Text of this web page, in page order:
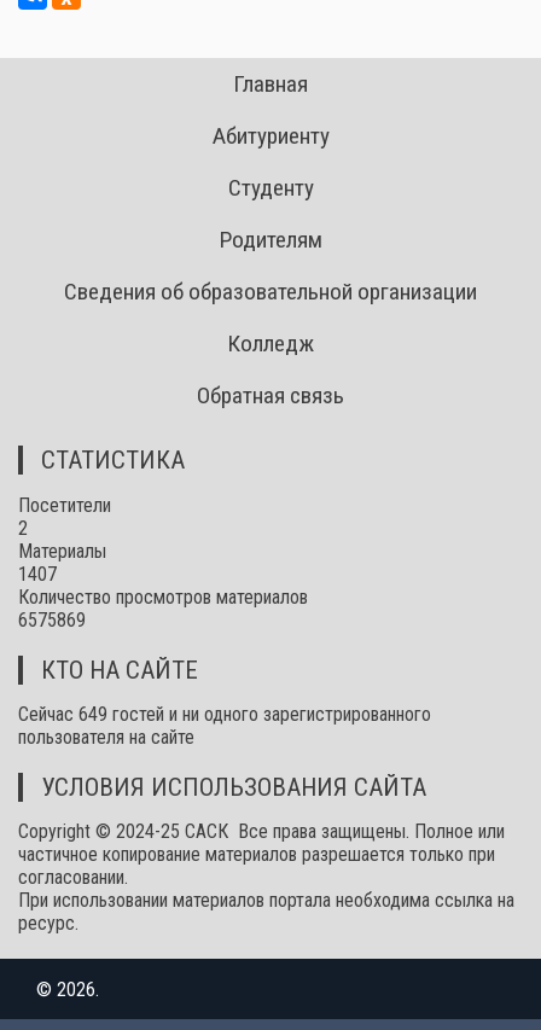
Главная
Абитуриенту
Студенту
Родителям
Сведения об образовательной организации
Колледж
Обратная связь
СТАТИСТИКА
Посетители
2
Материалы
1407
Количество просмотров материалов
6575869
КТО НА САЙТЕ
Сейчас 649 гостей и ни одного зарегистрированного
пользователя на сайте
УСЛОВИЯ ИСПОЛЬЗОВАНИЯ САЙТА
Copyright © 2024-25 САСК Все права защищены. Полное или
частичное копирование материалов разрешается только при
согласовании.
При использовании материалов портала необходима ссылка на
ресурс.
© 2026.